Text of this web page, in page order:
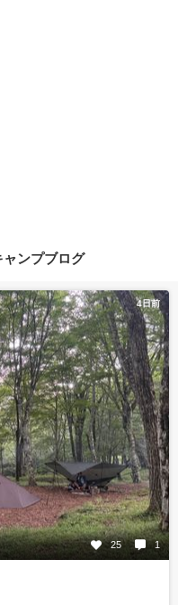
ャンプブログ
4日前
25 1